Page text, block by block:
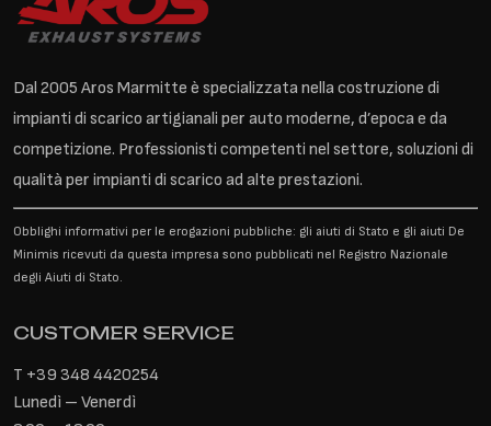
Dal 2005 Aros Marmitte è specializzata nella costruzione di
impianti di scarico artigianali per auto moderne, d’epoca e da
competizione. Professionisti competenti nel settore, soluzioni di
qualità per impianti di scarico ad alte prestazioni.
Obblighi informativi per le erogazioni pubbliche: gli aiuti di Stato e gli aiuti De
Minimis ricevuti da questa impresa sono pubblicati nel Registro Nazionale
degli Aiuti di Stato.
CUSTOMER SERVICE
T +39 348 4420254
Lunedì – Venerdì